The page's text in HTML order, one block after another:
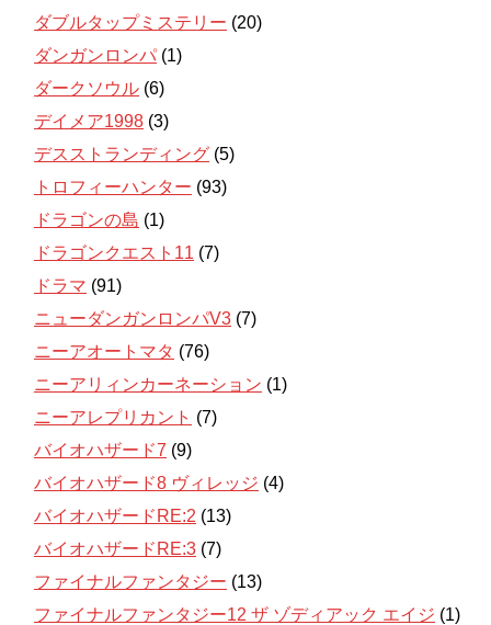
ダブルタップミステリー (20)
ダンガンロンパ (1)
ダークソウル (6)
デイメア1998 (3)
デスストランディング (5)
トロフィーハンター (93)
ドラゴンの島 (1)
ドラゴンクエスト11 (7)
ドラマ (91)
ニューダンガンロンパV3 (7)
ニーアオートマタ (76)
ニーアリィンカーネーション (1)
ニーアレプリカント (7)
バイオハザード7 (9)
バイオハザード8 ヴィレッジ (4)
バイオハザードRE:2 (13)
バイオハザードRE:3 (7)
ファイナルファンタジー (13)
ファイナルファンタジー12 ザ ゾディアック エイジ (1)